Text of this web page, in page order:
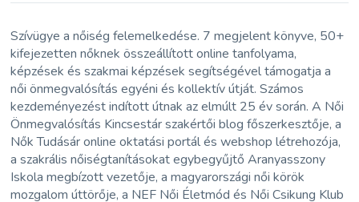
Szívügye a nőiség felemelkedése. 7 megjelent könyve, 50+
kifejezetten nőknek összeállított online tanfolyama,
képzések és szakmai képzések segítségével támogatja a
női önmegvalósítás egyéni és kollektív útját. Számos
kezdeményezést indított útnak az elmúlt 25 év során. A Női
Önmegvalósítás Kincsestár szakértői blog főszerkesztője, a
Nők Tudásár online oktatási portál és webshop létrehozója,
a szakrális nőiségtanításokat egybegyűjtő Aranyasszony
Iskola megbízott vezetője, a magyarországi női körök
mozgalom úttörője, a NEF Női Életmód és Női Csikung Klub